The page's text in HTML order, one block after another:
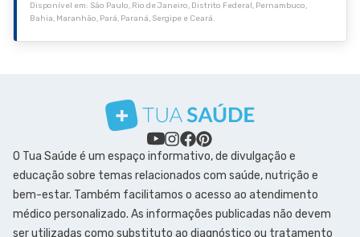
Disponível em: São Paulo, Rio de Janeiro, Distrito Federal, Pernambuco,
Bahia, Maranhão, Pará, Paraná, Sergipe e Ceará.
O Tua Saúde é um espaço informativo, de divulgação e
educação sobre temas relacionados com saúde, nutrição e
bem-estar. Também facilitamos o acesso ao atendimento
médico personalizado. As informações publicadas não devem
ser utilizadas como substituto ao diagnóstico ou tratamento